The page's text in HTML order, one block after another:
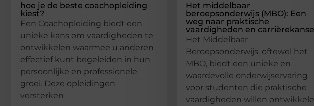
hoe je de beste coachopleiding
kiest?
Een Coachopleiding biedt een
unieke kans om vaardigheden te
ontwikkelen waarmee u anderen
effectief kunt begeleiden in hun
persoonlijke en professionele
groei. Deze opleidingen
versterken
Het middelbaar
beroepsonderwijs (MBO): Een
weg naar praktische
vaardigheden en
Het Middelbaar
Beroepsonderwijs, oftewel het
MBO, biedt een unieke en
waardevolle onderwijservaring
voor studenten die praktische
vaardigheden willen